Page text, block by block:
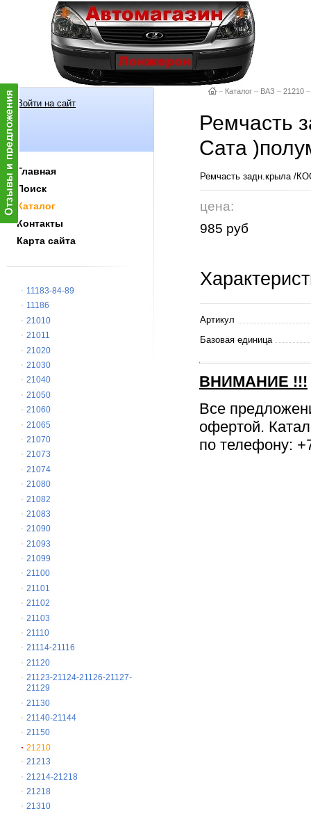
Войти на сайт
Главная
Поиск
Каталог
Контакты
Карта сайта
11183-84-89
11186
21010
21011
21020
21030
21040
21050
21060
21065
21070
21073
21074
21080
21082
21083
21090
21093
21099
21100
21101
21102
21103
21110
21114-21116
21120
21123-21124-21126-21127-
21129
21130
21140-21144
21150
21210
21213
21214-21218
21218
21310
– Каталог – ВАЗ – 21210 –
Ремчасть
Сата
Ремчасть задн.крыла /
цена:
985 руб
Артикул
Базовая единица
ВНИМАНИЕ !!!
Все
офертой.
по телефону: